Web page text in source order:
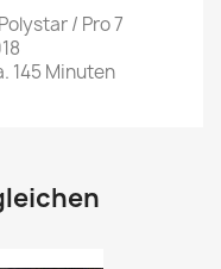
/ Pro 7
145 Minuten